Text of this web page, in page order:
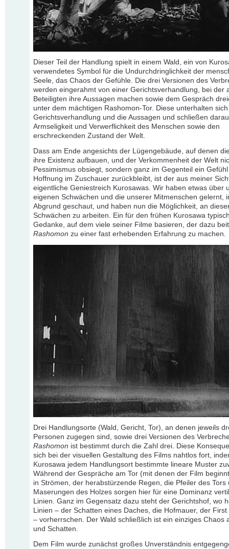
Dieser Teil der Handlung spielt in einem Wald, ein von
verwendetes Symbol für die Undurchdringlichkeit der
Seele, das Chaos der Gefühle. Die drei Versionen des
werden eingerahmt von einer Gerichtsverhandlung, bei der
Beteiligten ihre Aussagen machen sowie dem Gespräch
unter dem mächtigen Rashomon-Tor. Diese unterhalten
Gerichtsverhandlung und die Aussagen und schließen
Armseligkeit und Verwerflichkeit des Menschen sowie den
erschreckenden Zustand der Welt.
Dass am Ende angesichts der Lügengebäude, auf denen
ihre Existenz aufbauen, und der Verkommenheit der Welt
Pessimismus obsiegt, sondern ganz im Gegenteil ein
Hoffnung im Zuschauer zurückbleibt, ist der aus meiner
eigentliche Geniestreich Kurosawas. Wir haben etwas über
eigenen Schwächen und die unserer Mitmenschen gelernt,
Abgrund geschaut, und haben nun die Möglichkeit, an
Schwächen zu arbeiten. Ein für den frühen Kurosawa
Gedanke, auf dem viele seiner Filme basieren, der dazu
Rashomon zu einer fast erhebenden Erfahrung zu machen.
Drei Handlungsorte (Wald, Gericht, Tor), an denen jeweils
Personen zugegen sind, sowie drei Versionen des
Rashomon ist bestimmt durch die Zahl drei. Diese
sich bei der visuellen Gestaltung des Films nahtlos fort,
Kurosawa jedem Handlungsort bestimmte lineare Muster
Während der Gespräche am Tor (mit denen der Film
in Strömen, der herabstürzende Regen, die Pfeiler des Tors
Maserungen des Holzes sorgen hier für eine Dominanz
Linien. Ganz im Gegensatz dazu steht der Gerichtshof, wo
Linien – der Schatten eines Daches, die Hofmauer, der
– vorherrschen. Der Wald schließlich ist ein einziges Chaos
und Schatten.
Dem Film wurde zunächst großes Unverständnis